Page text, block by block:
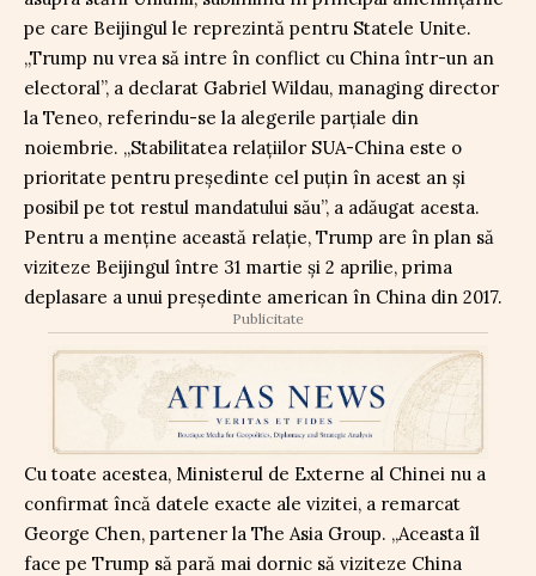
pe care Beijingul le reprezintă pentru Statele Unite.
„Trump nu vrea să intre în conflict cu China într-un an
electoral”, a declarat Gabriel Wildau, managing director
la Teneo, referindu-se la alegerile parțiale din
noiembrie. „Stabilitatea relațiilor SUA-China este o
prioritate pentru președinte cel puțin în acest an și
posibil pe tot restul mandatului său”, a adăugat acesta.
Pentru a menține această relație, Trump are în plan să
viziteze Beijingul între 31 martie și 2 aprilie, prima
deplasare a unui președinte american în China din 2017.
Publicitate
Cu toate acestea, Ministerul de Externe al Chinei nu a
confirmat încă datele exacte ale vizitei, a remarcat
George Chen, partener la The Asia Group. „Aceasta îl
face pe Trump să pară mai dornic să viziteze China